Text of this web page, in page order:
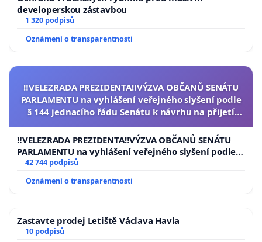
developerskou zástavbou
1 320 podpisů
Oznámení o transparentnosti
‼️VELEZRADA PREZIDENTA‼️VÝZVA OBČANŮ SENÁTU
PARLAMENTU na vyhlášení veřejného slyšení podle
§ 144 jednacího řádu Senátu k návrhu na přijetí
republiky
‼️VELEZRADA PREZIDENTA‼️VÝZVA OBČANŮ SENÁTU
PARLAMENTU na vyhlášení veřejného slyšení podle §
144 jednacího řádu Senátu k návrhu na přijetí
usnesení k podání ústavní žaloby na prezidenta
republiky
42 744 podpisů
Oznámení o transparentnosti
Zastavte prodej Letiště Václava Havla
10 podpisů